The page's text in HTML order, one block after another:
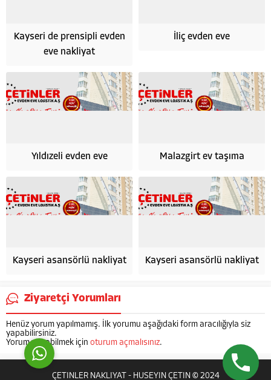
Kayseri de prensipli evden
eve nakliyat
İliç evden eve
Yıldızeli evden eve Malazgirt ev taşıma
Kayseri asansörlü nakliyat Kayseri asansörlü nakliyat
Ziyaretçi Yorumları
Henüz yorum yapılmamış. İlk yorumu aşağıdaki form aracılığıyla siz
yapabilirsiniz.
Yorum yapabilmek için oturum açmalısınız.
ÇETİNLER NAKLİYAT - HÜSEYİN ÇETİN © 2024
Cevap Yaz